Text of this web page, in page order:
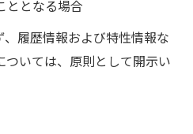
ととなる場合
履歴情報および特性情報な
ついては、原則として開示い